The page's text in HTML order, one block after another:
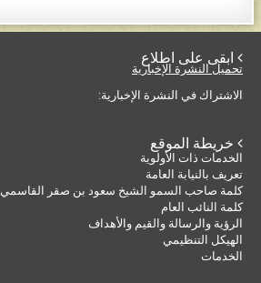
 ابقى على اطلاع
تحميل النشرة الإخبارية
الاشتراك في النشرة الإخبارية:
 خريطة الموقع
الخدمات ذات الأولوية
تعريف بالنيابة العامة
كلمة صاحب السمو الشيخ سعود بن صقر القاسمي
كلمة النائب العام
الرؤية والرسالة والقيم والأهداف
الهيكل التنظيمي
الخدمات